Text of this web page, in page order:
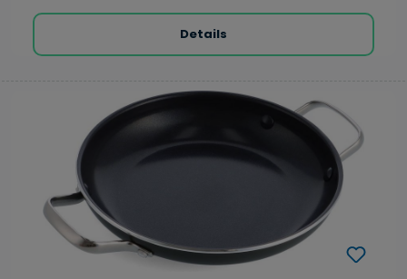
Details